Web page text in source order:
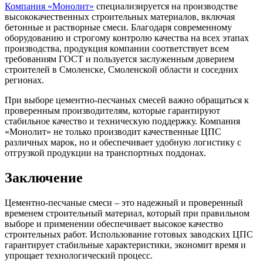
Компания «Монолит» специализируется на производстве
высококачественных строительных материалов, включая
бетонные и растворные смеси. Благодаря современному
оборудованию и строгому контролю качества на всех этапах
производства, продукция компании соответствует всем
требованиям ГОСТ и пользуется заслуженным доверием
строителей в Смоленске, Смоленской области и соседних
регионах.
При выборе цементно-песчаных смесей важно обращаться к
проверенным производителям, которые гарантируют
стабильное качество и техническую поддержку. Компания
«Монолит» не только производит качественные ЦПС
различных марок, но и обеспечивает удобную логистику с
отгрузкой продукции на транспортных поддонах.
Заключение
Цементно-песчаные смеси – это надежный и проверенный
временем строительный материал, который при правильном
выборе и применении обеспечивает высокое качество
строительных работ. Использование готовых заводских ЦПС
гарантирует стабильные характеристики, экономит время и
упрощает технологический процесс.